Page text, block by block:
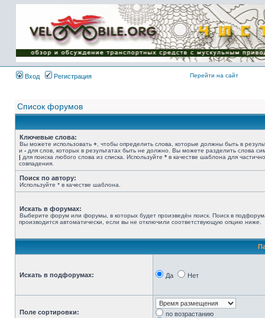
Имя пользователя:
Пароль:
{ LOG_ME_IN_SHORT
}
Вход
Регистрация Перейти на сайт
Список форумов
Ключевые слова:
Вы можете использовать + , чтобы определить слова, которые должны быть в
и - для слов, которых в результатах быть не должно. Вы можете разделить слова
| для поиска любого слова из списка. Используйте * в качестве шаблона для
совпадения.
Поиск по автору:
Используйте * в качестве шаблона.
Искать в форумах:
Выберите форум или форумы, в которых будет произведён поиск. Поиск в
производится автоматически, если вы не отключили соответствующую опцию ниже.
Искать в подфорумах: Да Нет
Поле сортировки:
по возрастанию